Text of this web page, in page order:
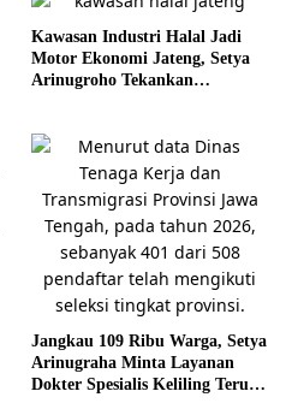
Kawasan Industri Halal Jadi
Motor Ekonomi Jateng, Setya
Arinugroho Tekankan
Jangkau 109 Ribu Warga, Setya
Arinugraha Minta Layanan
Dokter Spesialis Keliling Terus